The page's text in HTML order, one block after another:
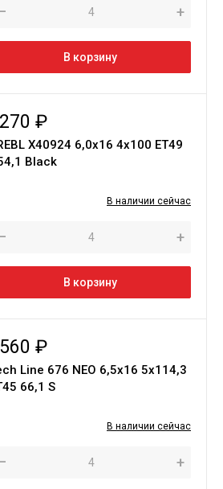
+
В корзину
₽
X40924 6,0x16 4x100 ET49
Black
В наличии сейчас
+
В корзину
₽
Line 676 NEO 6,5х16 5х114,3
66,1 S
В наличии сейчас
+